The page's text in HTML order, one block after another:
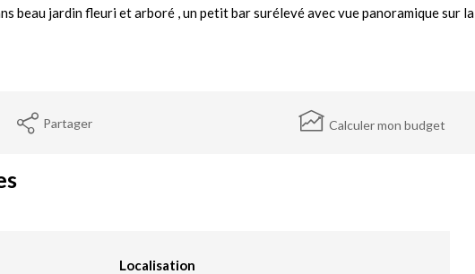
beau jardin fleuri et arboré , un petit bar surélevé avec vue panoramique sur la
Partager Calculer mon budget
Localisation